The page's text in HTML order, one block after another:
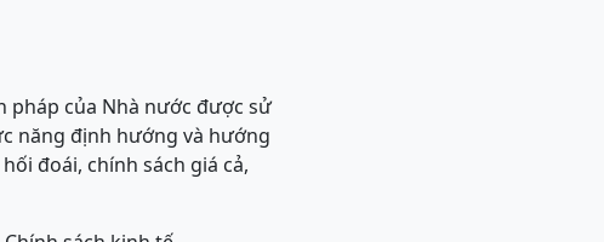
của Nhà nước được sử
năng định hướng và hướng
đoái, chính sách giá cả,